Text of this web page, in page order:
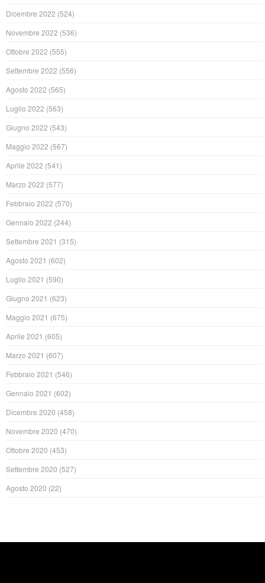
Dicembre 2022 (524)
Novembre 2022 (536)
Ottobre 2022 (555)
Settembre 2022 (556)
Agosto 2022 (565)
Luglio 2022 (563)
Giugno 2022 (543)
Maggio 2022 (567)
Aprile 2022 (541)
Marzo 2022 (577)
Febbraio 2022 (570)
Gennaio 2022 (244)
Settembre 2021 (315)
Agosto 2021 (602)
Luglio 2021 (590)
Giugno 2021 (623)
Maggio 2021 (675)
Aprile 2021 (605)
Marzo 2021 (607)
Febbraio 2021 (546)
Gennaio 2021 (602)
Dicembre 2020 (458)
Novembre 2020 (470)
Ottobre 2020 (453)
Settembre 2020 (527)
Agosto 2020 (22)